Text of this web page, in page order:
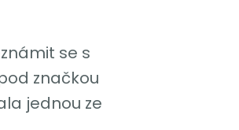
se s
značkou
jednou ze